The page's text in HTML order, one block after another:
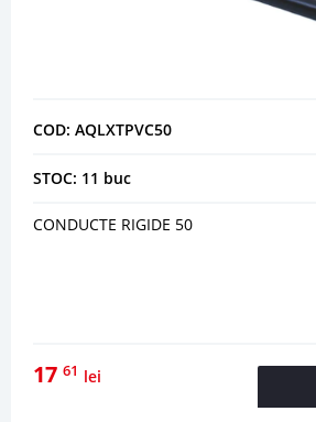
COD: AQLXTPVC50
STOC: 11 buc
CONDUCTE RIGIDE 50
17 61 lei